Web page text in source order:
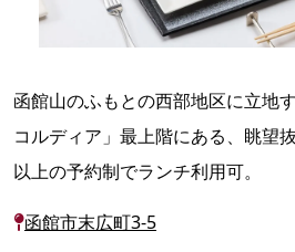
函館山のふもとの西部地区に立地
コルディア」最上階にある、眺望
以上の予約制でランチ利用可。
函館市末広町3-5